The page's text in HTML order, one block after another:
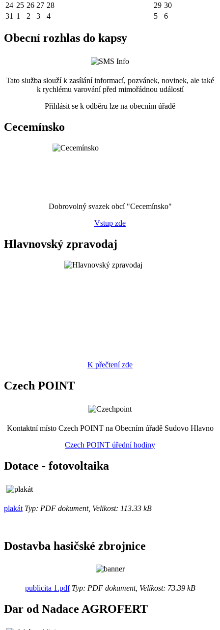
24 25 26 27 28 29 30
31 1 2 3 4 5 6
Obecní rozhlas do kapsy
Tato služba slouží k zasílání informací, pozvánek, novinek, ale také
k rychlému varování před mimořádnou událostí
Přihlásit se k odběru lze na obecním úřadě
Cecemínsko
Dobrovolný svazek obcí "Cecemínsko"
Vstup zde
Hlavnovský zpravodaj
K přečtení zde
Czech POINT
Kontaktní místo Czech POINT na Obecním úřadě Sudovo Hlavno
Czech POINT úřední hodiny
Dotace - fotovoltaika
plakát Typ: PDF dokument, Velikost: 113.33 kB
Dostavba hasičské zbrojnice
publicita 1.pdfTyp: PDF dokument, Velikost: 73.39 kB
Dar od Nadace AGROFERT